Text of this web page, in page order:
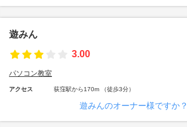
遊みん
3.00
パソコン教室
アクセス 荻窪駅から170m （徒歩3分）
遊みんのオーナー様ですか？